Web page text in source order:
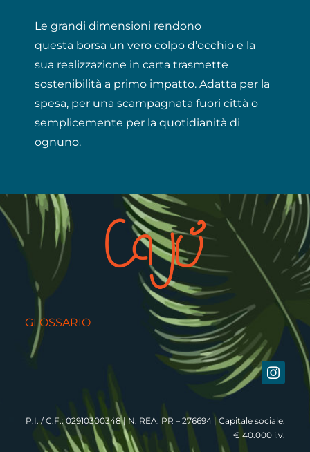
Le grandi dimensioni rendono
questa borsa un vero colpo d’occhio e la
sua realizzazione in carta trasmette
sostenibilità a primo impatto. Adatta per la
spesa, per una scampagnata fuori città o
semplicemente per la quotidianità di
ognuno.
GLOSSARIO
P.I. / C.F.: 02910300348 | N. REA: PR – 276694 | Capitale sociale:
€ 40.000 i.v.